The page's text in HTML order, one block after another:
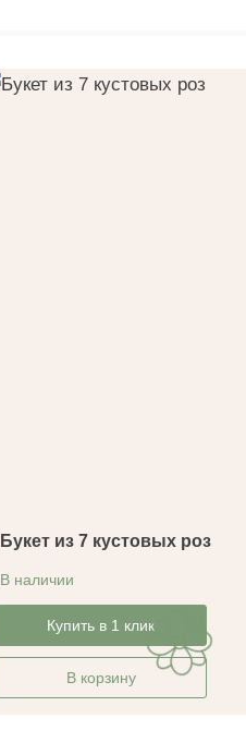
Букет из 7 кустовых роз
В наличии
-22%
Купить в 1 клик
В корзину